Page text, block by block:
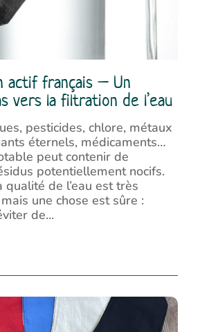
actif français – Un
vers la filtration de l’eau
pesticides, chlore, métaux
éternels, médicaments…
peut contenir de
potentiellement nocifs.
qualité de l’eau est très
une chose est sûre :
de...